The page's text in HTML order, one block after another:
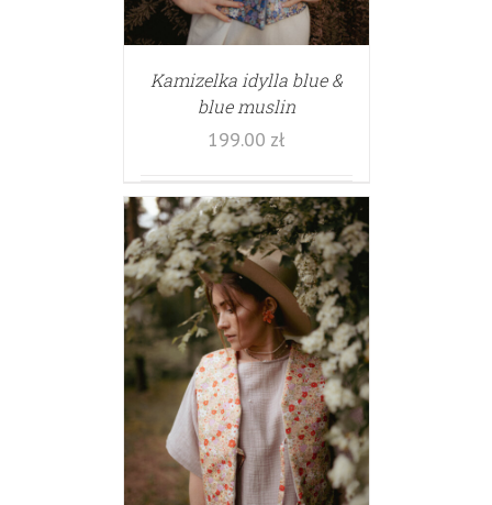
Kamizelka idylla blue &
blue muslin
199.00 zł